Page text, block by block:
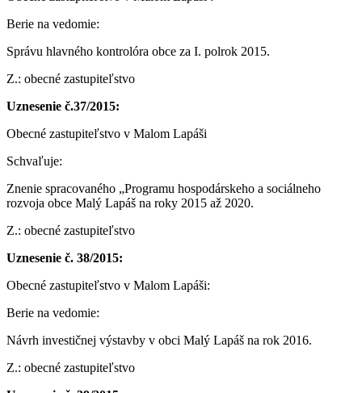
Berie na vedomie:
Správu hlavného kontrolóra obce za I. polrok 2015.
Z.: obecné zastupiteľstvo
Uznesenie č.37/2015:
Obecné zastupiteľstvo v Malom Lapáši
Schvaľuje:
Znenie spracovaného „Programu hospodárskeho a sociálneho
rozvoja obce Malý Lapáš na roky 2015 až 2020.
Z.: obecné zastupiteľstvo
Uznesenie č. 38/2015:
Obecné zastupiteľstvo v Malom Lapáši:
Berie na vedomie:
Návrh investičnej výstavby v obci Malý Lapáš na rok 2016.
Z.: obecné zastupiteľstvo